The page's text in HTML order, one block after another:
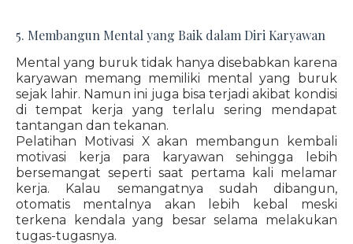
5. Membangun Mental yang Baik dalam Diri Karyawan
Mental yang buruk tidak hanya disebabkan karena
karyawan memang memiliki mental yang buruk
sejak lahir. Namun ini juga bisa terjadi akibat kondisi
di tempat kerja yang terlalu sering mendapat
tantangan dan tekanan.
Pelatihan Motivasi X akan membangun kembali
motivasi kerja para karyawan sehingga lebih
bersemangat seperti saat pertama kali melamar
kerja. Kalau semangatnya sudah dibangun,
otomatis mentalnya akan lebih kebal meski
terkena kendala yang besar selama melakukan
tugas-tugasnya.